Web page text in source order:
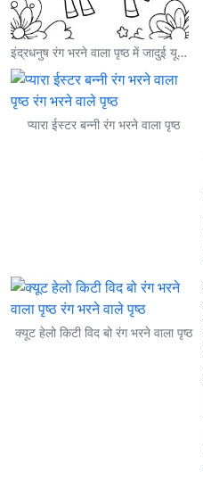
इंद्रधनुष रंग भरने वाला पृष्ठ में जादुई यूनिकॉर्न
प्यारा ईस्टर बन्नी रंग भरने वाला पृष्ठ
क्यूट हेलो किटी विद बो रंग भरने वाला पृष्ठ